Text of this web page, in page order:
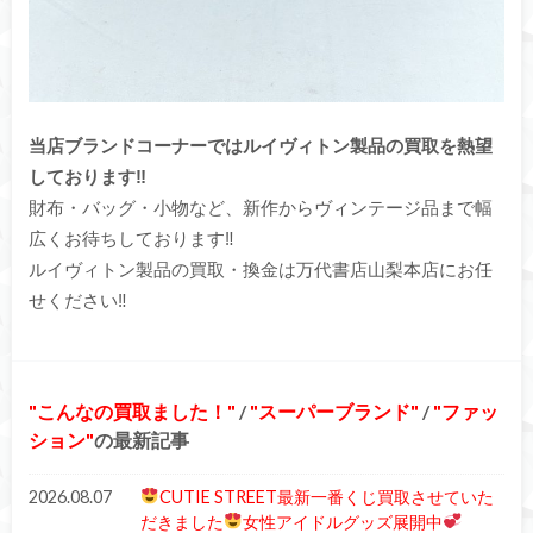
当店ブランドコーナーではルイヴィトン製品の買取を熱望
しております‼
財布・バッグ・小物など、新作からヴィンテージ品まで幅
広くお待ちしております‼
ルイヴィトン製品の買取・換金は万代書店山梨本店にお任
せください‼
こんなの買取ました！ / スーパーブランド / ファッ
ション の最新記事
2026.08.07
CUTIE STREET最新一番くじ買取させていた
だきました
女性アイドルグッズ展開中